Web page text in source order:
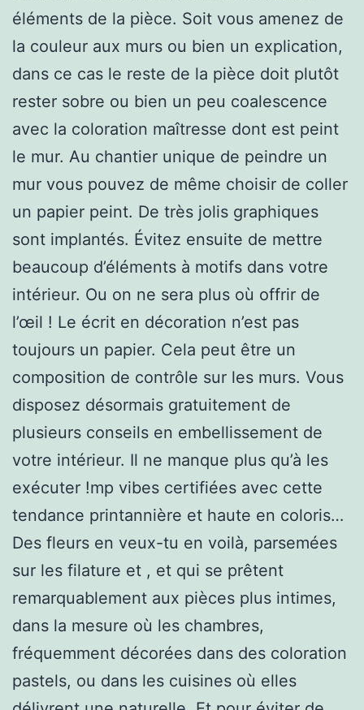
éléments de la pièce. Soit vous amenez de
la couleur aux murs ou bien un explication,
dans ce cas le reste de la pièce doit plutôt
rester sobre ou bien un peu coalescence
avec la coloration maîtresse dont est peint
le mur. Au chantier unique de peindre un
mur vous pouvez de même choisir de coller
un papier peint. De très jolis graphiques
sont implantés. Évitez ensuite de mettre
beaucoup d’éléments à motifs dans votre
intérieur. Ou on ne sera plus où offrir de
l’œil ! Le écrit en décoration n’est pas
toujours un papier. Cela peut être un
composition de contrôle sur les murs. Vous
disposez désormais gratuitement de
plusieurs conseils en embellissement de
votre intérieur. Il ne manque plus qu’à les
exécuter !mp vibes certifiées avec cette
tendance printannière et haute en coloris…
Des fleurs en veux-tu en voilà, parsemées
sur les filature et , et qui se prêtent
remarquablement aux pièces plus intimes,
dans la mesure où les chambres,
fréquemment décorées dans des coloration
pastels, ou dans les cuisines où elles